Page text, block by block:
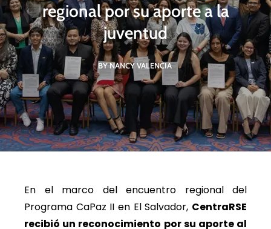
regional por su aporte a la
juventud
BY NANCY VALENCIA
En el marco del encuentro regional del
Programa CaPaz II en El Salvador, CentraRSE
recibió un reconocimiento por su aporte al